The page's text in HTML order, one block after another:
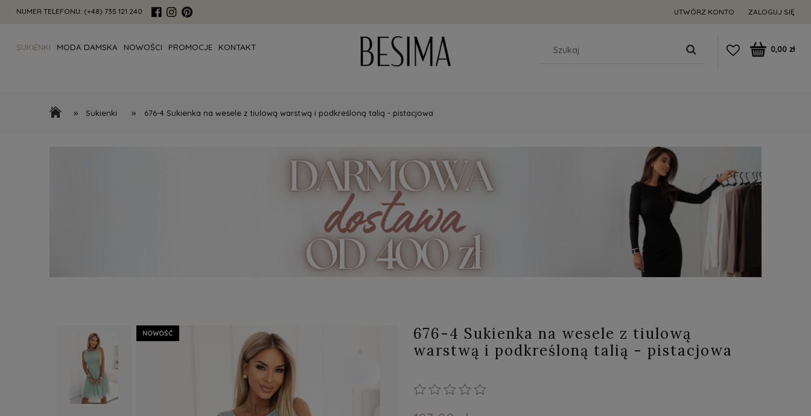
NUMER TELEFONU: (+48) 735 121 240 UTWÓRZ KONTO ZALOGUJ SIĘ
SUKIENKI MODA DAMSKA NOWOŚCI PROMOCJE KONTAKT 0,00 zł
» Sukienki » 676-4 Sukienka na wesele z tiulową warstwą i podkreśloną talią - pistacjowa
NOWOŚĆ
676-4 Sukienka na wesele z tiulową
warstwą i podkreśloną talią - pistacjowa